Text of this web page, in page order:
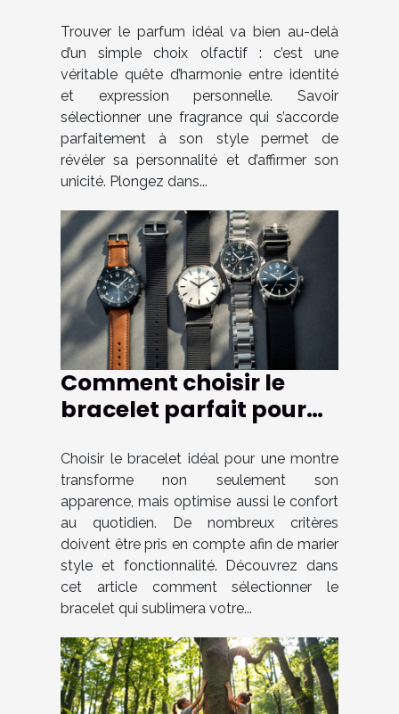
style ?
Trouver le parfum idéal va bien au-delà
d’un simple choix olfactif : c’est une
véritable quête d’harmonie entre identité
et expression personnelle. Savoir
sélectionner une fragrance qui s’accorde
parfaitement à son style permet de
révéler sa personnalité et d’affirmer son
unicité. Plongez dans...
Comment choisir le
bracelet parfait pour
Choisir le bracelet idéal pour une montre
transforme non seulement son
apparence, mais optimise aussi le confort
au quotidien. De nombreux critères
doivent être pris en compte afin de marier
style et fonctionnalité. Découvrez dans
cet article comment sélectionner le
bracelet qui sublimera votre...